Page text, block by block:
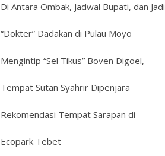
Di Antara Ombak, Jadwal Bupati, dan Jadi
“Dokter” Dadakan di Pulau Moyo
Mengintip “Sel Tikus” Boven Digoel,
Tempat Sutan Syahrir Dipenjara
Rekomendasi Tempat Sarapan di
Ecopark Tebet